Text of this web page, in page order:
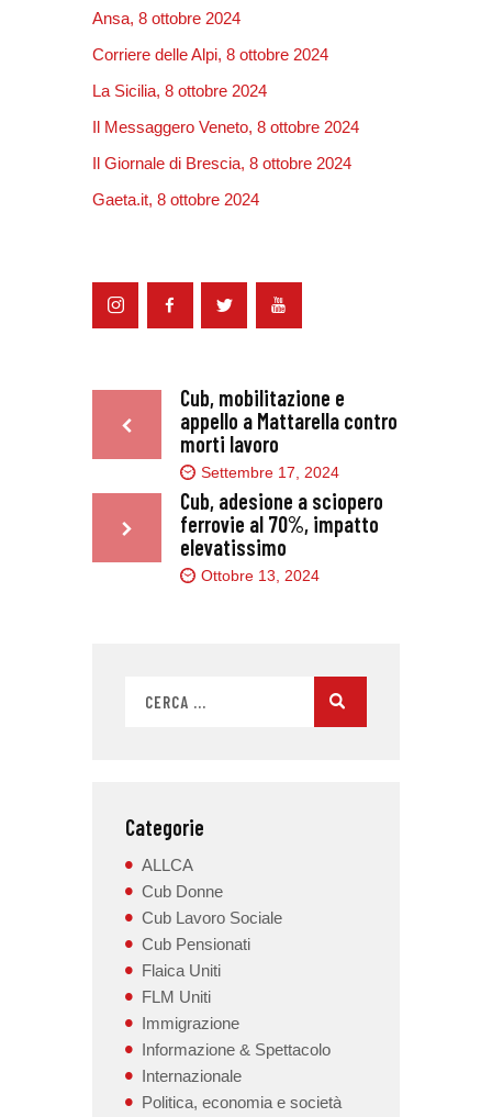
Ansa, 8 ottobre 2024
Corriere delle Alpi, 8 ottobre 2024
La Sicilia, 8 ottobre 2024
Il Messaggero Veneto, 8 ottobre 2024
Il Giornale di Brescia, 8 ottobre 2024
Gaeta.it, 8 ottobre 2024
Cub, mobilitazione e
appello a Mattarella contro
morti lavoro
Settembre 17, 2024
Cub, adesione a sciopero
ferrovie al 70%, impatto
elevatissimo
Ottobre 13, 2024
Categorie
ALLCA
Cub Donne
Cub Lavoro Sociale
Cub Pensionati
Flaica Uniti
FLM Uniti
Immigrazione
Informazione & Spettacolo
Internazionale
Politica, economia e società